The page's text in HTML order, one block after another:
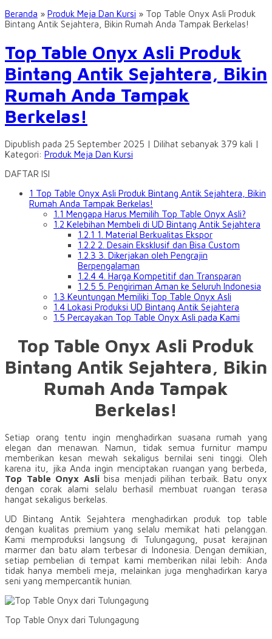
Beranda » Produk Meja Dan Kursi » Top Table Onyx Asli Produk
Bintang Antik Sejahtera, Bikin Rumah Anda Tampak Berkelas!
Top Table Onyx Asli Produk
Bintang Antik Sejahtera, Bikin
Rumah Anda Tampak
Berkelas!
Dipublish pada 25 September 2025 | Dilihat sebanyak 379 kali |
Kategori: Produk Meja Dan Kursi
DAFTAR ISI
1 Top Table Onyx Asli Produk Bintang Antik Sejahtera, Bikin
Rumah Anda Tampak Berkelas!
1.1 Mengapa Harus Memilih Top Table Onyx Asli?
1.2 Kelebihan Membeli di UD Bintang Antik Sejahtera
1.2.1 1. Material Berkualitas Ekspor
1.2.2 2. Desain Eksklusif dan Bisa Custom
1.2.3 3. Dikerjakan oleh Pengrajin
Berpengalaman
1.2.4 4. Harga Kompetitif dan Transparan
1.2.5 5. Pengiriman Aman ke Seluruh Indonesia
1.3 Keuntungan Memiliki Top Table Onyx Asli
1.4 Lokasi Produksi UD Bintang Antik Sejahtera
1.5 Percayakan Top Table Onyx Asli pada Kami
Top Table Onyx Asli Produk
Bintang Antik Sejahtera, Bikin
Rumah Anda Tampak
Berkelas!
Setiap orang tentu ingin menghadirkan suasana rumah yang
elegan dan menawan. Namun, tidak semua furnitur mampu
memberikan kesan mewah sekaligus bernilai seni tinggi. Oleh
karena itu, jika Anda ingin menciptakan ruangan yang berbeda,
Top Table Onyx Aslibisa menjadi pilihan terbaik. Batu onyx
dengan corak alami selalu berhasil membuat ruangan terasa
hangat sekaligus berkelas.
UD Bintang Antik Sejahtera menghadirkan produk top table
dengan kualitas premium yang selalu memikat hati pelanggan.
Kami memproduksi langsung di Tulungagung, pusat kerajinan
marmer dan batu alam terbesar di Indonesia. Dengan demikian,
setiap pembelian di tempat kami memberikan nilai lebih: Anda
tidak hanya membeli meja, melainkan juga menghadirkan karya
seni yang mempercantik hunian.
Top Table Onyx dari Tulungagung